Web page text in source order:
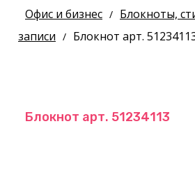
Офис и бизнес / Блокноты,
записи / Блокнот арт.
Блокнот арт. 51234113